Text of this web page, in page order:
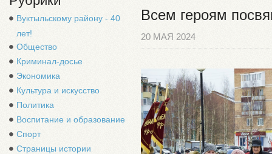
Вуктыльскому району - 40
лет!
Общество
Криминал-досье
Экономика
Культура и искусство
Политика
Воспитание и образование
Спорт
Страницы истории
Всем героям
20 МАЯ 2024